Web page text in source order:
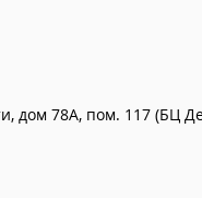
дом 78А, пом. 117 (БЦ